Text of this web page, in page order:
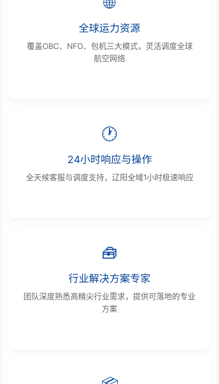
全球运力资源
覆盖OBC、NFO、包机三大模式，灵活调度全球
航空网络
🕐
24小时响应与操作
全天候客服与调度支持，辽阳全域1小时极速响应
🧰
行业解决方案专家
团队深度熟悉高精尖行业需求，提供可落地的专业
方案